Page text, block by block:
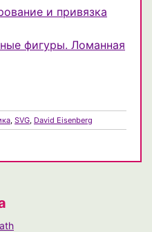
и привязка
фигуры. Ломанная
, SVG, David Eisenberg